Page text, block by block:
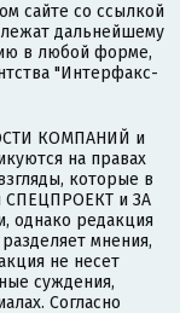
сайте со ссылкой
дальнейшему
в любой форме,
"Интерфакс-
КОМПАНИЙ и
на правах
которые в
СПЕЦПРОЕКТ и ЗА
однако редакция
мнения,
не несет
суждения,
Согласно